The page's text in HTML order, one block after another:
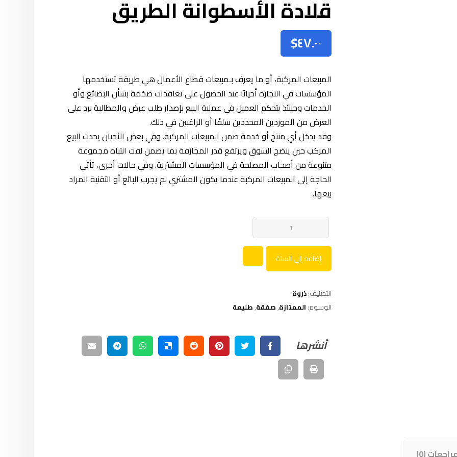
قلادة الأسطوانة الطريق
$٤٧.٠٠
المبيعات المركبة، أو ما يعرف بـمبيعات قطاع الأعمال هي طريقة تستخدمها
المؤسسات في التجارة أحيانًا عند الحصول على تعاقدات ضخمة بشأن البضائع وأو
الخدمات وحينئذ يتحكم العميل في عملية البيع بإصدار طلب عرض والمطالبة برد على
العرض من الموردين المحددين سلفًا أو الراغبين في ذلك.
وقد يدخل أي منتج أو خدمة ضمن المبيعات المركبة. وفي بعض الأحيان يحدث البيع
المركب حين ينضج السوق ويرتفع قدر المجازفة بما يضمن لفت انتباه مجموعة
متنوعة من أصحاب المصلحة في المؤسسات المشترية. وفي حالات أخرى، تأتي
الحاجة إلى المبيعات المركبة عندما يكون المشتري لم يجرب البائع أو التقنية المراد
بيعها.
إضافة إلى السلة
التصنيف:ذروة
الوسوم: الممتازة,صفقة,طليعة
(0)